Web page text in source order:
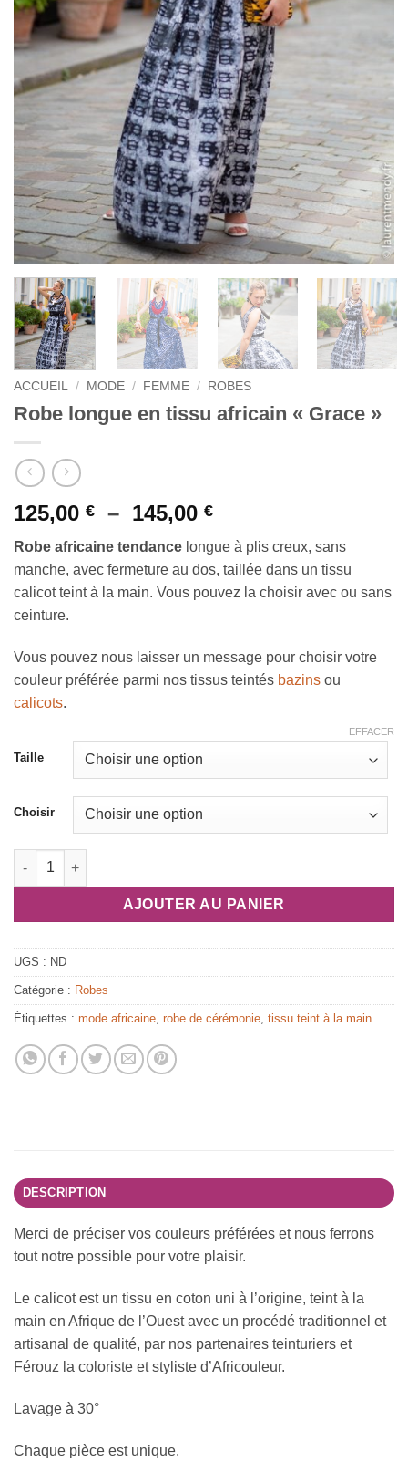
ACCUEIL / MODE / FEMME / ROBES
Robe longue en tissu africain « Grace »
125,00 € – 145,00 €Plage
de
prix :
125,00 €
à
Robe africaine tendance longue à plis creux, sans
manche, avec fermeture au dos, taillée dans un tissu
calicot teint à la main. Vous pouvez la choisir avec ou sans
ceinture.
Vous pouvez nous laisser un message pour choisir votre
couleur préférée parmi nos tissus teintés bazins ou
calicots.
Taille
Choisir
EFFACER
quantité de Robe longue en tissu africain "Grace"
AJOUTER AU PANIER
UGS : ND
Catégorie : Robes
Étiquettes : mode africaine, robe de cérémonie, tissu teint à la main
DESCRIPTION
Merci de préciser vos couleurs préférées et nous ferrons
tout notre possible pour votre plaisir.
Le calicot est un tissu en coton uni à l’origine, teint à la
main en Afrique de l’Ouest avec un procédé traditionnel et
artisanal de qualité, par nos partenaires teinturiers et
Férouz la coloriste et styliste d’Africouleur.
Lavage à 30°
Chaque pièce est unique.